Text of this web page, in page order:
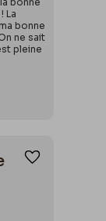
La
bonne
ne sait
pleine
Ajouter